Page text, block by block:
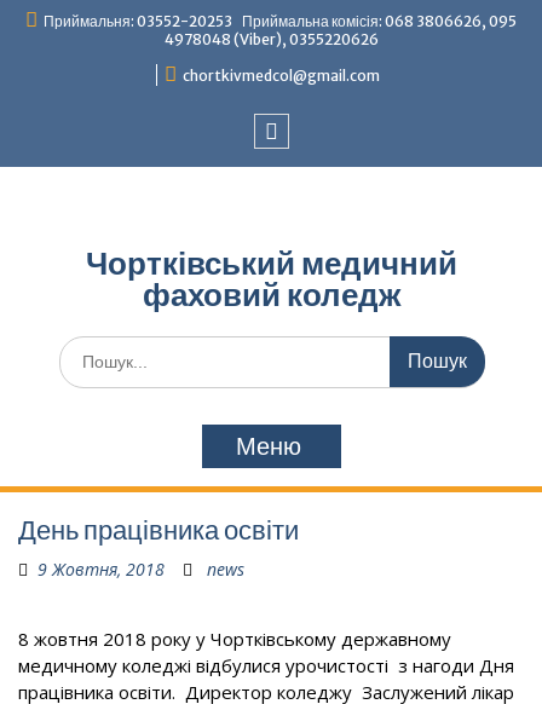
ПерейтиПриймальня: 03552-20253 Приймальна комісія: 068 3806626, 095
4978048 (Viber), 0355220626
chortkivmedcol@gmail.com
Чортківський медичний
фаховий коледж
Шукати:
Меню
День працівника освіти
9 Жовтня, 2018 news
8 жовтня 2018 року у Чортківському державному
медичному коледжі відбулися урочистості з нагоди Дня
працівника освіти. Директор коледжу Заслужений лікар